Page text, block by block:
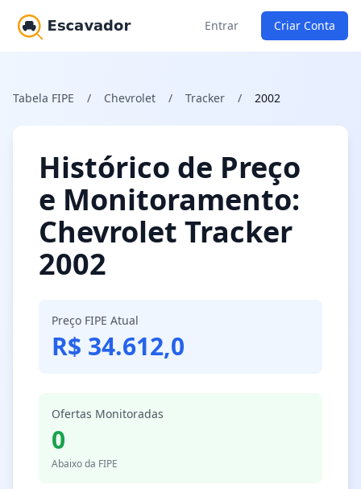
Entrar Criar Conta
Tabela FIPE / Chevrolet / Tracker / 2002
Histórico de Preço
e Monitoramento:
Chevrolet Tracker
2002
Preço FIPE Atual
R$ 34.612,0
Ofertas Monitoradas
0
Abaixo da FIPE